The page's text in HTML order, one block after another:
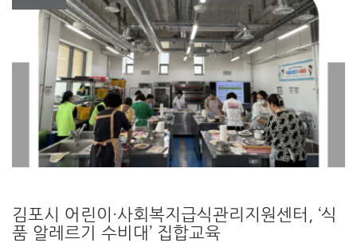
김포시 어린이·사회복지급식관리지원센터, ‘식
품 알레르기 수비대’ 집합교육